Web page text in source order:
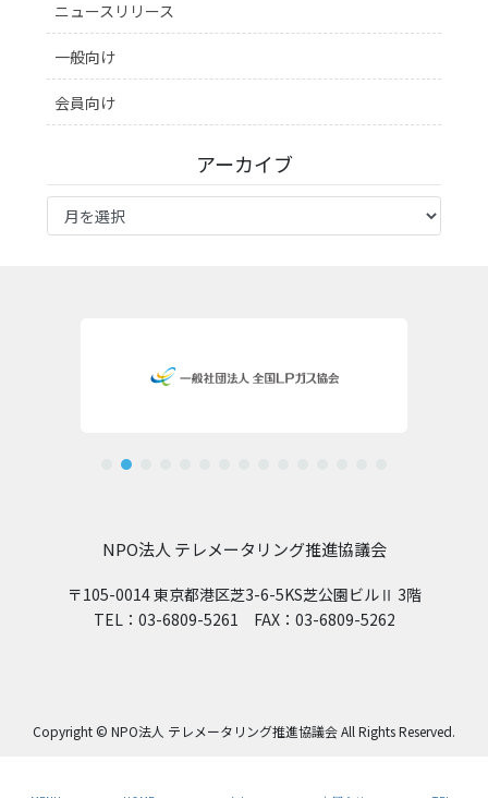
ニュースリリース
一般向け
会員向け
アーカイブ
ア
カ
NPO法人 テレメータリング推進協議会
〒105-0014 東京都港区芝3-6-5KS芝公園ビルⅡ 3階
TEL：03-6809-5261 FAX：03-6809-5262
Copyright © NPO法人 テレメータリング推進協議会 All Rights Reserved.